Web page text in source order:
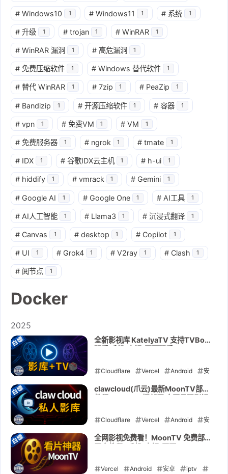
# Windows10 1 # Windows11 1 # 系统 1
# 升级 1 # trojan 1 # WinRAR 1
# WinRAR 漏洞 1 # 高危漏洞 1
# 免费压缩软件 1 # Windows 替代软件 1
# 替代 WinRAR 1 # 7zip 1 # PeaZip 1
# Bandizip 1 # 开源压缩软件 1 # 容器 1
# vpn 1 # 免费VM 1 # VM 1
# 免费服务器 1 # ngrok 1 # tmate 1
# IDX 1 # 谷歌IDX云主机 1 # h-ui 1
# hiddify 1 # vmrack 1 # Gemini 1
# Google AI 1 # Google One 1 # AI工具 1
# AI人工智能 1 # Llama3 1 # 沉浸式翻译 1
# Canvas 1 # desktop 1 # Copilot 1
# UI 1 # Grok4 1 # V2ray 1 # Clash 1
# 阅节点 1
Docker
2025
全新影视库 KatelyaTV 支持TVBox
clawcloud、Render部署
Cloudflare Vercel Android 安
卓 iptv KatelyaTV moontv
Netlify Docker Render
2025-09-08
clawcloud(爪云)最新MoonTV部署
Cloudflare Vercel Android 安
卓 iptv 电视 电视盒子
Docker 全网影视
全网影视免费看！MoonTV 免费部
Docker一键部署
Vercel Android 安卓 iptv